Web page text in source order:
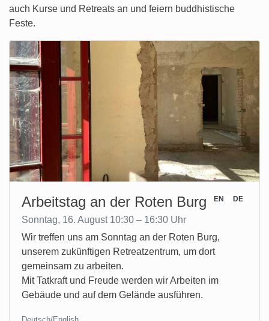
auch Kurse und Retreats an und feiern buddhistische
Feste.
DE
EN
Arbeitstag an der Roten Burg
Sonntag, 16. August 10:30 – 16:30 Uhr
Wir treffen uns am Sonntag an der Roten Burg,
unserem zukünftigen Retreatzentrum, um dort
gemeinsam zu arbeiten.
Mit Tatkraft und Freude werden wir Arbeiten im
Gebäude und auf dem Gelände ausführen.